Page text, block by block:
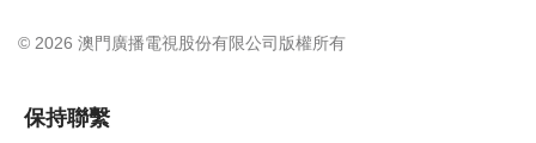
© 2026 澳門廣播電視股份有限公司版權所有
保持聯繫